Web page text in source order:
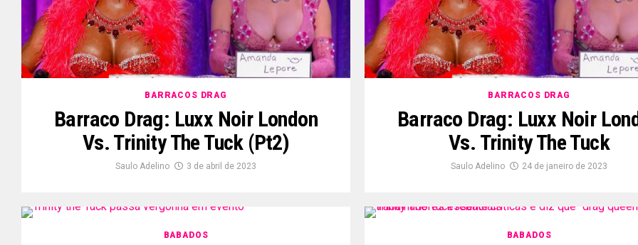
BARRACOS DRAG
Barraco Drag: Luxx Noir London
Vs. Trinity The Tuck (pt2)
Saulo Adelino 3 de abril de 2023
BARRACOS DRAG
Barraco Drag: Luxx Noir
Vs. Trinity The Tuck
Saulo Adelino 24 de janeiro de 2023
BABADOS BABADOS